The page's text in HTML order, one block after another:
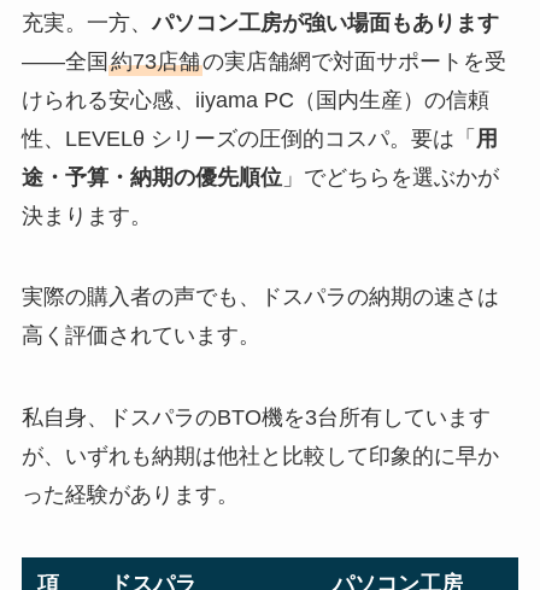
充実。一方、パソコン工房が強い場面もあります
——全国 約73店舗の実店舗網で対面サポートを受
けられる安心感、iiyama PC（国内生産）の信頼
性、LEVELθ シリーズの圧倒的コスパ。要は「 用
途・予算・納期の優先順位 」でどちらを選ぶかが
決まります。
実際の購入者の声でも、ドスパラの納期の速さは
高く評価されています。
私自身、ドスパラのBTO機を3台所有しています
が、いずれも納期は他社と比較して印象的に早か
った経験があります。
項 ドスパラ パソコン工房